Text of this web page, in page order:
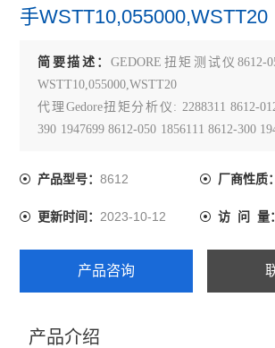
手WSTT10,055000,WSTT20
简要描述：GEDORE扭矩测试仪8612-
WSTT10,055000,WSTT20
代理Gedore扭矩分析仪: 2288311 8612-
390 1947699 8612-050 1856111 8612-300
试仪
产品型号：8612 厂商性质：
更新时间：2023-10-12 访 问 量：
产品咨询
产品介绍